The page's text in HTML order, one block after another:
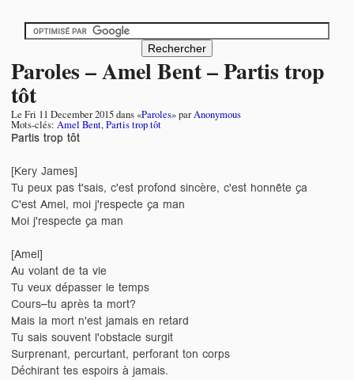
Paroles – Amel Bent – Partis trop
tôt
Le Fri 11 December 2015dans «Paroles» parAnonymous
Mots-clés: Amel Bent,Partis trop tôt
Partis trop tôt
[Kery James]
Tu peux pas t'sais, c'est profond sincère, c'est honnête ça
C'est Amel, moi j'respecte ça man
Moi j'respecte ça man
[Amel]
Au volant de ta vie
Tu veux dépasser le temps
Cours–tu après ta mort?
Mais la mort n'est jamais en retard
Tu sais souvent l'obstacle surgit
Surprenant, percurtant, perforant ton corps
Déchirant tes espoirs à jamais.